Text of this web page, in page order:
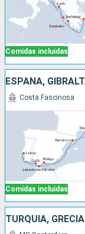
Comidas incluidas
Comidas incluidas
Costa Fascinosa
TURQUÍA, GRECIA